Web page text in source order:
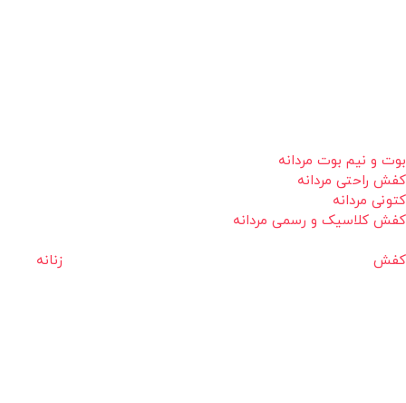
بوت و نیم بوت مردانه
کفش راحتی مردانه
کتونی مردانه
کفش کلاسیک و رسمی مردانه
کفش زنانه